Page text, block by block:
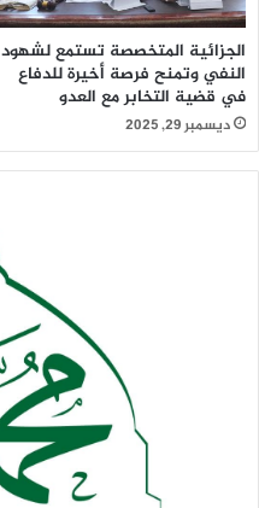
الجزائية المتخصصة تستمع لشهود
النفي وتمنح فرصة أخيرة للدفاع
في قضية التخابر مع العدو
ديسمبر 29, 2025